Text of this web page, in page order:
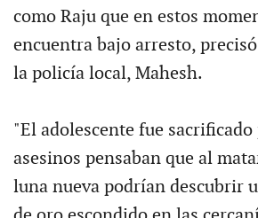
como Raju que en estos
encuentra bajo arresto,
la policía local, Mahesh.
"El adolescente fue
asesinos pensaban que al
luna nueva podrían descubrir